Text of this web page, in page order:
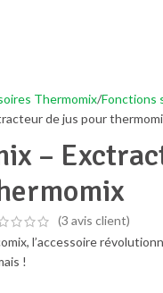
Thermomix Fonctions
de jus pour
–
(3 avis client)
l’accessoire
!